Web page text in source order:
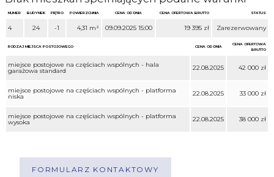
NUMER BUDYNEK PIĘTRO POWIERZCHNIA CENA OD DNIA CENA OFERTOWA BRUTTO STATUS
4 24 -1 4,31 m² 09.09.2025 15:00 19 395 zł Zarezerwowany
RODZAJ MIEJSCA POSTOJOWEGO CENA OD DNIA
CENA OFERTOWA
BRUTTO
miejsce postojowe na częściach wspólnych - hala
garażowa standard 22.08.2025 42 000 zł
miejsce postojowe na częściach wspólnych - platforma
niska 22.08.2025 33 000 zł
miejsce postojowe na częściach wspólnych - platforma
wysoka 22.08.2025 38 000 zł
FORMULARZ KONTAKTOWY